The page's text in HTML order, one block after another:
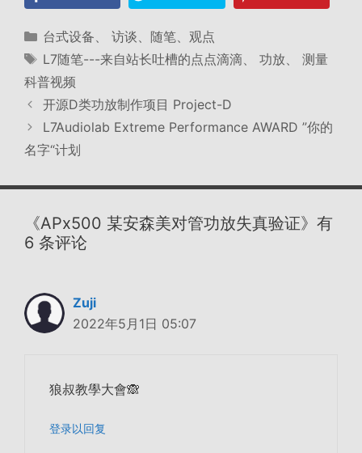
分
类
台式设备
访谈、随笔、观点
标
签
L7随笔---来自站长吐槽的点点滴滴 功放
测量
科普视频
开源D类功放制作项目 Project-D
L7Audiolab Extreme Performance AWARD ”你的
名字“计划
《APx500 某安森美对管功放失真验证》有
6 条评论
Zuji
2022年5月1日 05:07
狼叔教學大會🙈
登录以回复